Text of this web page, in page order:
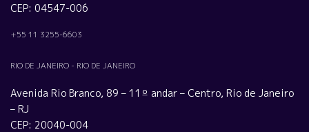
CEP: 04547-006
+55 11 3255-6603
RIO DE JANEIRO - RIO DE JANEIRO
Avenida Rio Branco, 89 – 11º andar – Centro, Rio de Janeiro
– RJ
CEP: 20040-004